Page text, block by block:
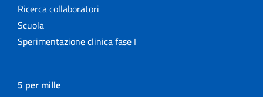
Ricerca collaboratori
Scuola
Sperimentazione clinica fase I
5 per mille